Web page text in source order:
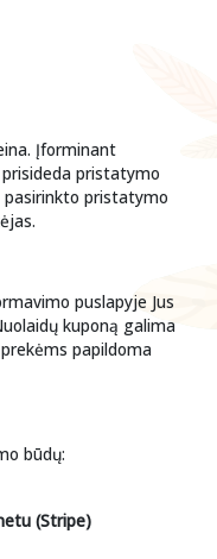
Įforminant
pristatymo
pasirinkto pristatymo
puslapyje Jus
kuponą galima
papildoma
būdų:
(Stripe)